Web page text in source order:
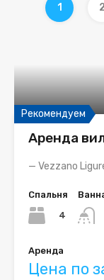
1 2
Рекомендуем
Аренда
— Vezzano
Спальня
4
Аренда
Цена по